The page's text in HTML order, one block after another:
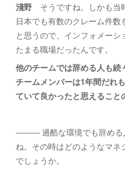
淺野そうですね。しかも当
日本でも有数のクレーム件数
と思うので、インフォメー
たまる職場だったんです。
他のチームでは辞める人も続
チームメンバーは1年間だれ
ていて良かったと思えること
――― 過酷な環境でも辞める
ね。その時はどのようなマ
でしょうか。